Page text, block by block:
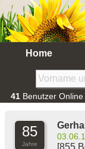
Home
41 Benutzer Online
85
Jahre [855